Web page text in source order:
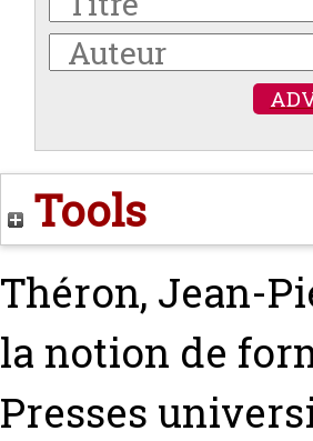
Tools
Théron, Jean-
la notion de
Presses